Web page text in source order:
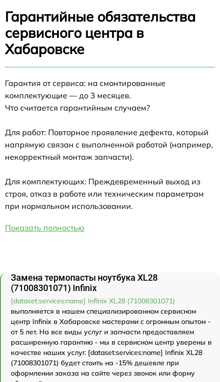
Гарантийные обязательства
сервисного центра в
Хабаровске
Гарантия от сервиса: на смонтированные
комплектующие — до 3 месяцев.
Что считается гарантийным случаем?
Для работ: Повторное проявление дефекта, который
напрямую связан с выполненной работой (например,
некорректный монтаж запчасти).
Для комплектующих: Преждевременный выход из
строя, отказ в работе или техническим параметрам
при нормальном использовании.
Показать полностью
Замена термопасты ноутбука XL28
(71008301071) Infinix
[dataset:services:name] Infinix XL28 (71008301071)
выполняется в нашем специализированном сервисном
центр Infinix в Хабаровске мастерами с огромным опытом -
от 5 лет. На все виды услуг и запчасти предоставляем
расширенную гарантию - мы в сервисном центр уверены в
качестве наших услуг. [dataset:services:name] Infinix XL28
(71008301071) будет стоить на -15% дешевле при
оформлении заказа на сайте через звонок или форму